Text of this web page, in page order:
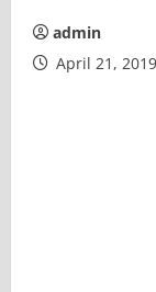
admin
April 21, 2019